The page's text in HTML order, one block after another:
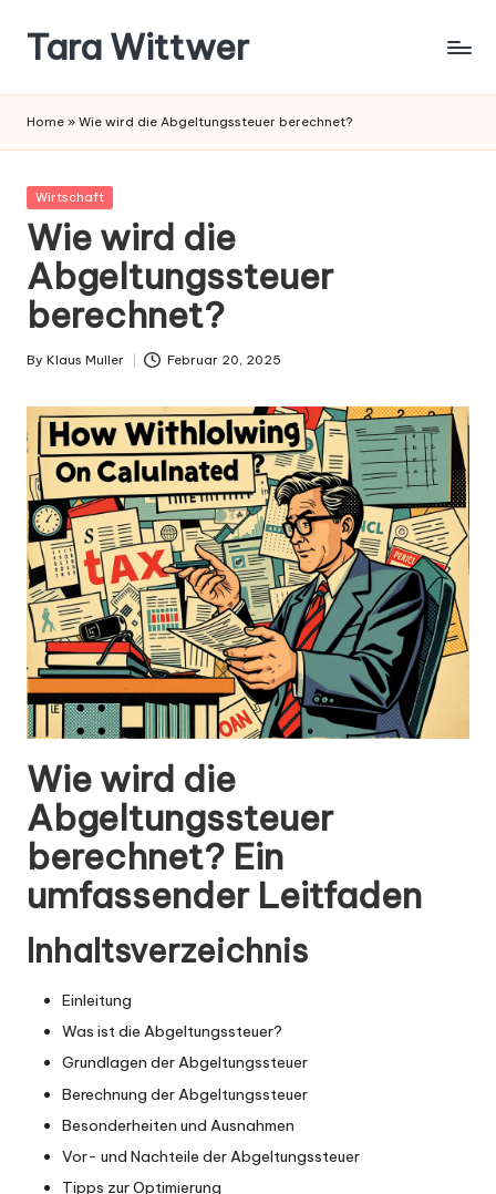
content
Tara Wittwer
Home » Wie wird die Abgeltungssteuer berechnet?
Posted
Wirtschaft
Wie wird die
Abgeltungssteuer
berechnet?
Posted
By Klaus Muller Februar 20, 2025
Wie wird die
Abgeltungssteuer
berechnet? Ein
umfassender Leitfaden
Inhaltsverzeichnis
Einleitung
Was ist die Abgeltungssteuer?
Grundlagen der Abgeltungssteuer
Berechnung der Abgeltungssteuer
Besonderheiten und Ausnahmen
Vor- und Nachteile der Abgeltungssteuer
Tipps zur Optimierung